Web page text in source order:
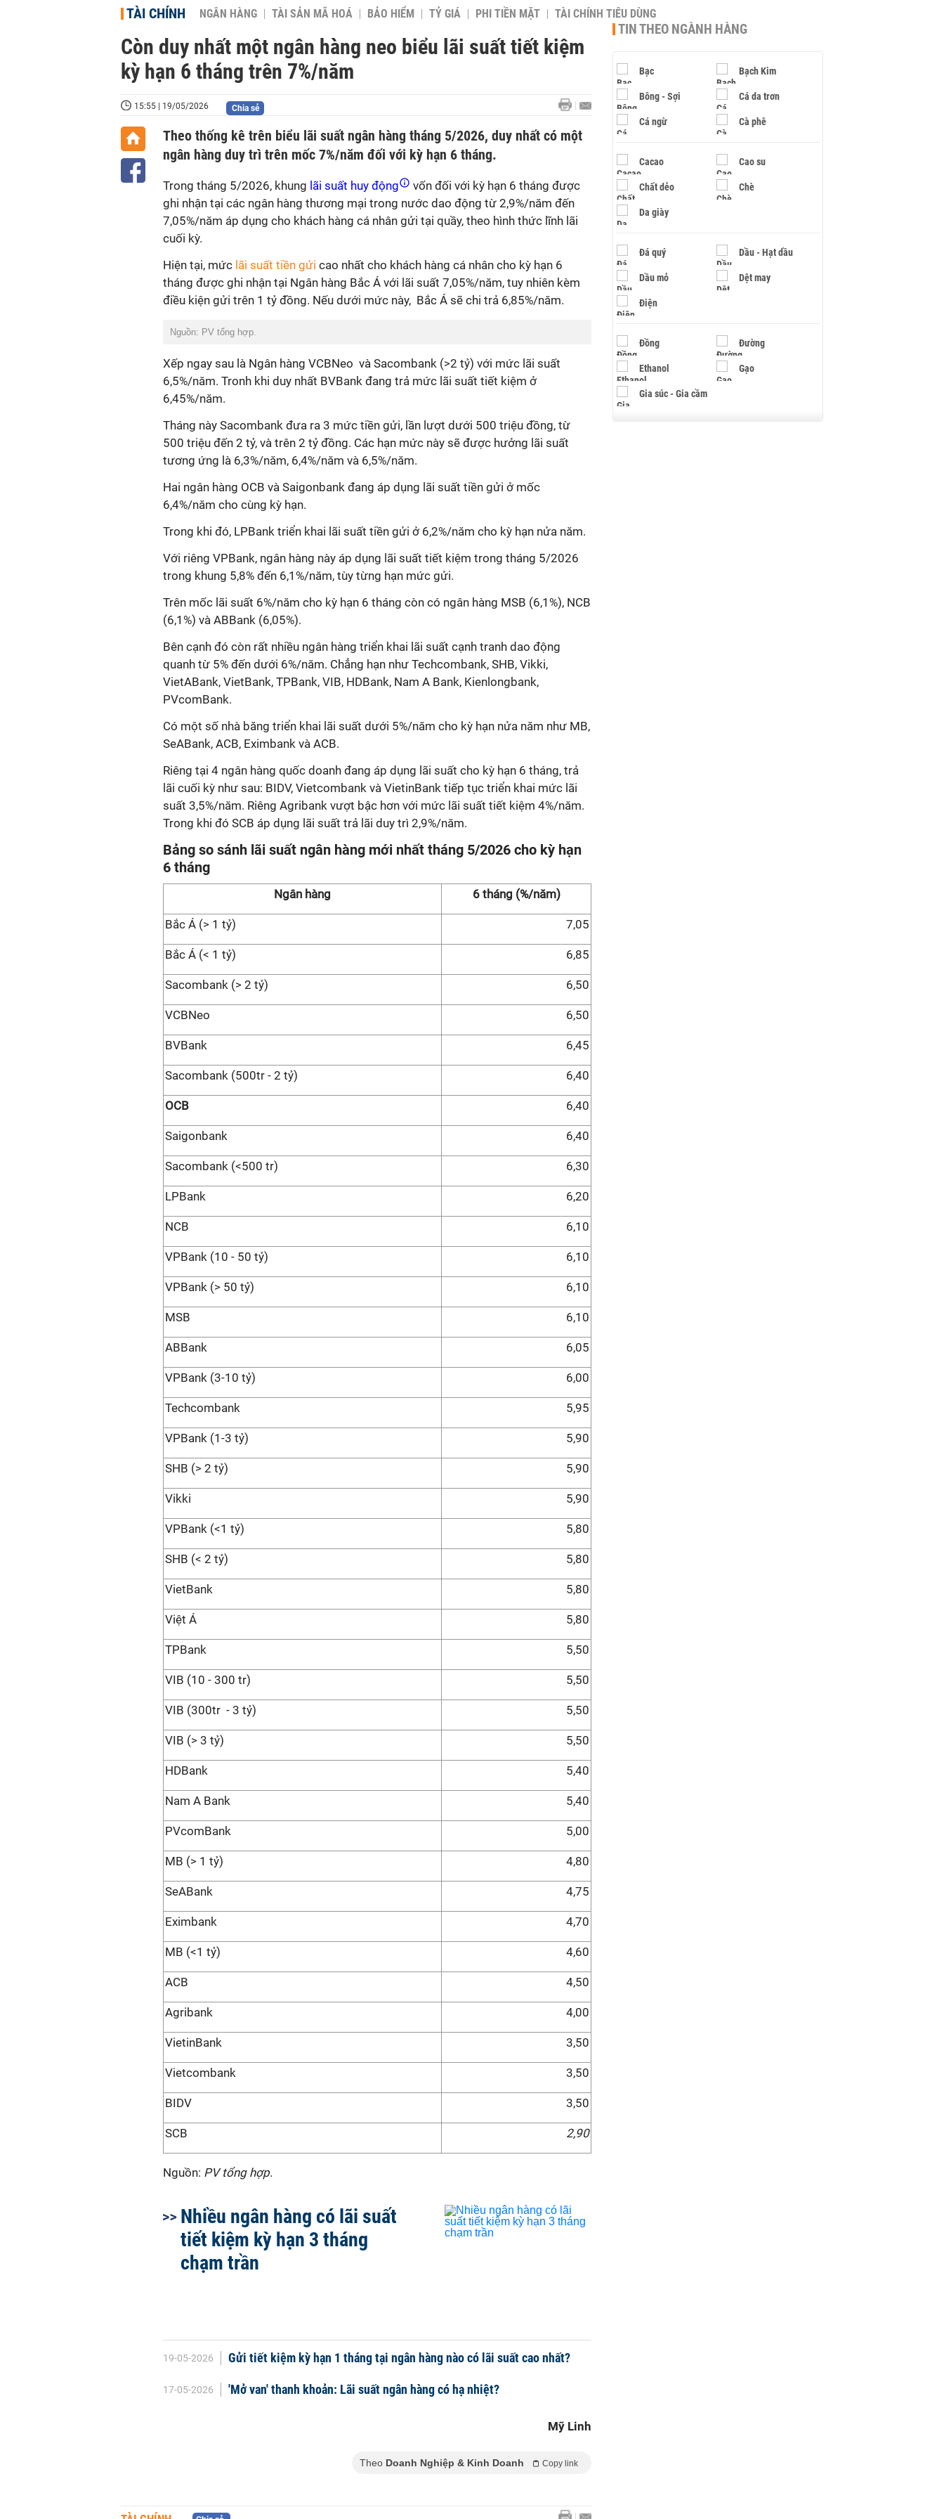
TÀI CHÍNH NGÂN HÀNG TÀI SẢN MÃ HOÁ BẢO HIỂM TỶ GIÁ PHI TIỀN MẶT TÀI CHÍNH TIÊU DÙNG
Còn duy nhất một ngân hàng neo biểu lãi suất tiết kiệm
kỳ hạn 6 tháng trên 7%/năm
15:55 | 19/05/2026 Chia sẻ
Theo thống kê trên biểu lãi suất ngân hàng tháng 5/2026, duy nhất có một
ngân hàng duy trì trên mốc 7%/năm đối với kỳ hạn 6 tháng.
Trong tháng 5/2026, khung lãi suất huy động
vốn đối với kỳ hạn 6 tháng được
ghi nhận tại các ngân hàng thương mại trong nước dao động từ 2,9%/năm đến
7,05%/năm áp dụng cho khách hàng cá nhân gửi tại quầy, theo hình thức lĩnh lãi
cuối kỳ.
Hiện tại, mức lãi suất tiền gửi cao nhất cho khách hàng cá nhân cho kỳ hạn 6
tháng được ghi nhận tại Ngân hàng Bắc Á với lãi suất 7,05%/năm, tuy nhiên kèm
điều kiện gửi trên 1 tỷ đồng. Nếu dưới mức này, Bắc Á sẽ chi trả 6,85%/năm.
Nguồn: PV tổng hợp.
Xếp ngay sau là Ngân hàng VCBNeo và Sacombank (>2 tỷ) với mức lãi suất
6,5%/năm. Tronh khi duy nhất BVBank đang trả mức lãi suất tiết kiệm ở
6,45%/năm.
Tháng này Sacombank đưa ra 3 mức tiền gửi, lần lượt dưới 500 triệu đồng, từ
500 triệu đến 2 tỷ, và trên 2 tỷ đồng. Các hạn mức này sẽ được hưởng lãi suất
tương ứng là 6,3%/năm, 6,4%/năm và 6,5%/năm.
Hai ngân hàng OCB và Saigonbank đang áp dụng lãi suất tiền gửi ở mốc
6,4%/năm cho cùng kỳ hạn.
Trong khi đó, LPBank triển khai lãi suất tiền gửi ở 6,2%/năm cho kỳ hạn nửa năm.
Với riêng VPBank, ngân hàng này áp dụng lãi suất tiết kiệm trong tháng 5/2026
trong khung 5,8% đến 6,1%/năm, tùy từng hạn mức gửi.
Trên mốc lãi suất 6%/năm cho kỳ hạn 6 tháng còn có ngân hàng MSB (6,1%), NCB
(6,1%) và ABBank (6,05%).
Bên cạnh đó còn rất nhiều ngân hàng triển khai lãi suất cạnh tranh dao động
quanh từ 5% đến dưới 6%/năm. Chẳng hạn như Techcombank, SHB, Vikki,
VietABank, VietBank, TPBank, VIB, HDBank, Nam A Bank, Kienlongbank,
PVcomBank.
Có một số nhà băng triển khai lãi suất dưới 5%/năm cho kỳ hạn nửa năm như MB,
SeABank, ACB, Eximbank và ACB.
Riêng tại 4 ngân hàng quốc doanh đang áp dụng lãi suất cho kỳ hạn 6 tháng, trả
lãi cuối kỳ như sau: BIDV, Vietcombank và VietinBank tiếp tục triển khai mức lãi
suất 3,5%/năm. Riêng Agribank vượt bậc hơn với mức lãi suất tiết kiệm 4%/năm.
Trong khi đó SCB áp dụng lãi suất trả lãi duy trì 2,9%/năm.
Bảng so sánh lãi suất ngân hàng mới nhất tháng 5/2026 cho kỳ hạn
6 tháng
Ngân hàng 6 tháng (%/năm)
Bắc Á (> 1 tỷ) 7,05
Bắc Á (< 1 tỷ) 6,85
Sacombank (> 2 tỷ) 6,50
VCBNeo 6,50
BVBank 6,45
Sacombank (500tr - 2 tỷ) 6,40
OCB 6,40
Saigonbank 6,40
Sacombank (<500 tr) 6,30
LPBank 6,20
NCB 6,10
VPBank (10 - 50 tỷ) 6,10
VPBank (> 50 tỷ) 6,10
MSB 6,10
ABBank 6,05
VPBank (3-10 tỷ) 6,00
Techcombank 5,95
VPBank (1-3 tỷ) 5,90
SHB (> 2 tỷ) 5,90
Vikki 5,90
VPBank (<1 tỷ) 5,80
SHB (< 2 tỷ) 5,80
VietBank 5,80
Việt Á 5,80
TPBank 5,50
VIB (10 - 300 tr) 5,50
VIB (300tr - 3 tỷ) 5,50
VIB (> 3 tỷ) 5,50
HDBank 5,40
Nam A Bank 5,40
PVcomBank 5,00
MB (> 1 tỷ) 4,80
SeABank 4,75
Eximbank 4,70
MB (<1 tỷ) 4,60
ACB 4,50
Agribank 4,00
VietinBank 3,50
Vietcombank 3,50
BIDV 3,50
SCB 2,90
Nguồn: PV tổng hợp.
Nhiều ngân hàng có lãi suất
tiết kiệm kỳ hạn 3 tháng
chạm trần
19-05-2026 Gửi tiết kiệm kỳ hạn 1 tháng tại ngân hàng nào có lãi suất cao nhất?
17-05-2026 'Mở van' thanh khoản: Lãi suất ngân hàng có hạ nhiệt?
Mỹ Linh
Theo Doanh Nghiệp & Kinh Doanh Copy link
TIN THEO NGÀNH HÀNG
Bạc Bạch Kim
Bông - Sợi Cá da trơn
Cá ngừ Cà phê
Cacao Cao su
Chất dẻo Chè
Da giày
Đá quý Dầu - Hạt dầu
Dầu mỏ Dệt may
Điện
Đồng Đường
Ethanol Gạo
Gia súc - Gia cầm